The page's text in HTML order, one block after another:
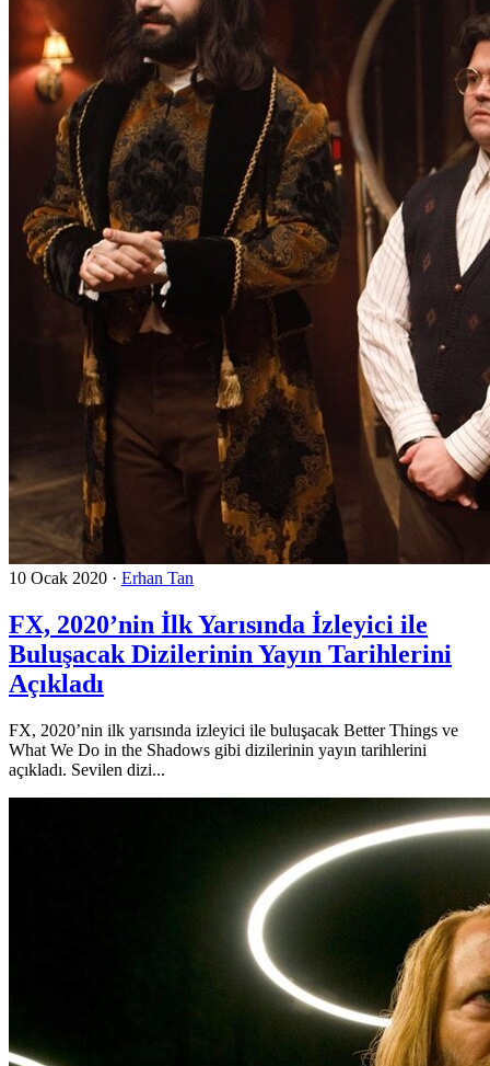
10 Ocak 2020 · Erhan Tan
FX, 2020’nin İlk Yarısında İzleyici ile
Buluşacak Dizilerinin Yayın Tarihlerini
Açıkladı
FX, 2020’nin ilk yarısında izleyici ile buluşacak Better Things ve
What We Do in the Shadows gibi dizilerinin yayın tarihlerini
açıkladı. Sevilen dizi...